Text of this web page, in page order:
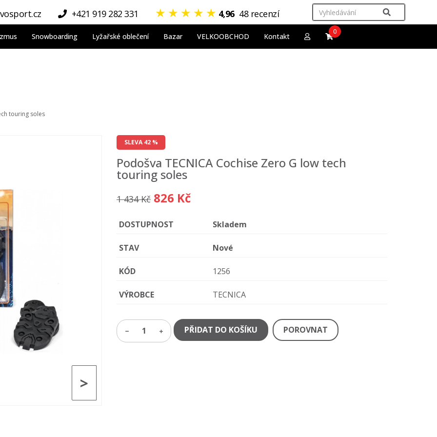
+421 919 282 331 ★ ★ ★ ★ ★ 4,96 48 recenzí
Snowboarding Lyžařské oblečení Bazar VELKOOBCHOD Kontakt
0
touring soles
>
SLEVA 42 %
Podošva TECNICA Cochise Zero G low tech
touring soles
1 434 Kč 826 Kč
DOSTUPNOST Skladem
STAV Nové
KÓD 1256
VÝROBCE TECNICA
1 PŘIDAT DO KOŠÍKU POROVNAT